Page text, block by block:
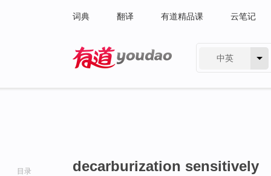
词典 翻译 有道精品课 云笔记
中英
目录 decarburization sensitively